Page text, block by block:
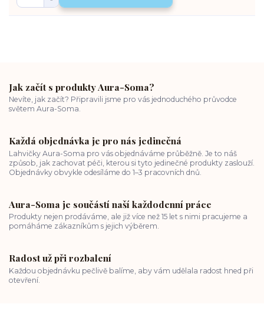
Jak začít s produkty Aura-Soma?
Nevíte, jak začít? Připravili jsme pro vás jednoduchého průvodce
světem Aura-Soma.
Každá objednávka je pro nás jedinečná
Lahvičky Aura-Soma pro vás objednáváme průběžně. Je to náš
způsob, jak zachovat péči, kterou si tyto jedinečné produkty zaslouží.
Objednávky obvykle odesíláme do 1–3 pracovních dnů.
Aura-Soma je součástí naší každodenní práce
Produkty nejen prodáváme, ale již více než 15 let s nimi pracujeme a
pomáháme zákazníkům s jejich výběrem.
Radost už při rozbalení
Každou objednávku pečlivě balíme, aby vám udělala radost hned při
otevření.